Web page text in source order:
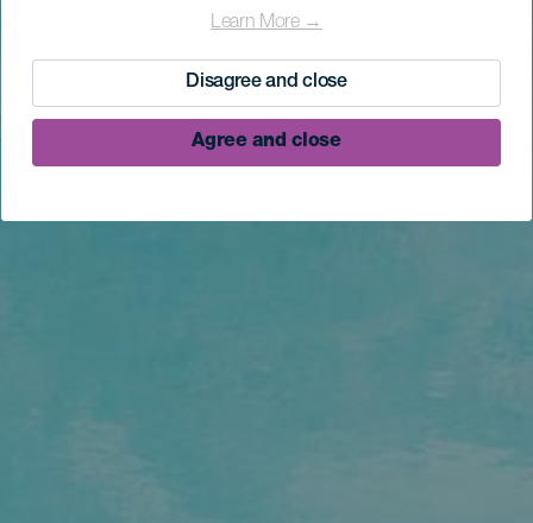
Learn More →
Disagree and close
Agree and close